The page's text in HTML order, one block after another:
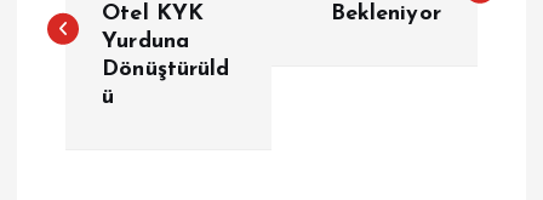
z
Otel KYK
Yurduna
Dönüştürüld
ü
Bekleniyor